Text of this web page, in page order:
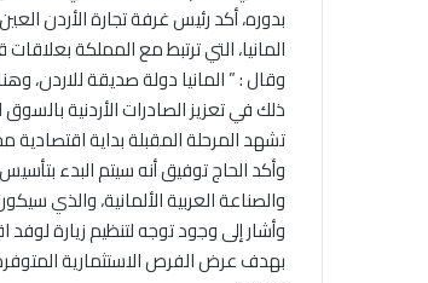
بدوره، أكد رئيس غرفة تجارة الأردن
المانيا، التي ترتبط مع المملكة
وقال : ” المانيا دولة صديقة للاردن،
ذلك في تعزيز الصادرات الأردنية
تشهد المرحلة المقبلة بداية اقتصادية
وأكد الحاج توفيق أنه سيتم البدء
والصناعة العربية الألمانية، والذي
وأشار إلى وجود توجه لتنظيم زيارة
بهدف عرض الفرص الاستثمارية